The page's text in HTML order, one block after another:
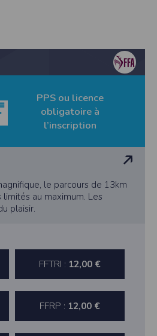
PPS ou licence
obligatoire à
l’inscription
le parcours de 13km
au maximum. Les
plaisir.
FFTRI : 12,00 €
FFRP : 12,00 €
qui vous
des
base, il est
appareil,
des